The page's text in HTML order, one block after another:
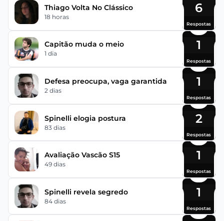
Thiago Volta No Clássico
18 horas
6
Respostas
Capitão muda o meio
1 dia
1
Respostas
Defesa preocupa, vaga garantida
2 dias
1
Respostas
Spinelli elogia postura
83 dias
2
Respostas
Avaliação Vascão S15
49 dias
1
Respostas
Spinelli revela segredo
84 dias
1
Respostas